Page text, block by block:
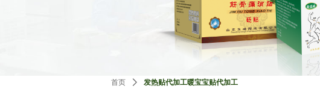
首页 ꄲ 发热贴代加工暖宝宝贴代加工